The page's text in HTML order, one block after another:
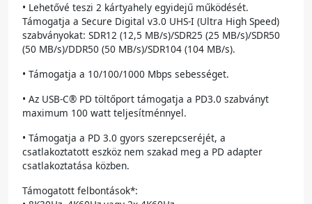
• Lehetővé teszi 2 kártyahely egyidejű működését.
Támogatja a Secure Digital v3.0 UHS-I (Ultra High Speed)
szabványokat: SDR12 (12,5 MB/s)/SDR25 (25 MB/s)/SDR50
(50 MB/s)/DDR50 (50 MB/s)/SDR104 (104 MB/s).
• Támogatja a 10/100/1000 Mbps sebességet.
• Az USB-C® PD töltőport támogatja a PD3.0 szabványt
maximum 100 watt teljesítménnyel.
• Támogatja a PD 3.0 gyors szerepcseréjét, a
csatlakoztatott eszköz nem szakad meg a PD adapter
csatlakoztatása közben.
Támogatott felbontások*: